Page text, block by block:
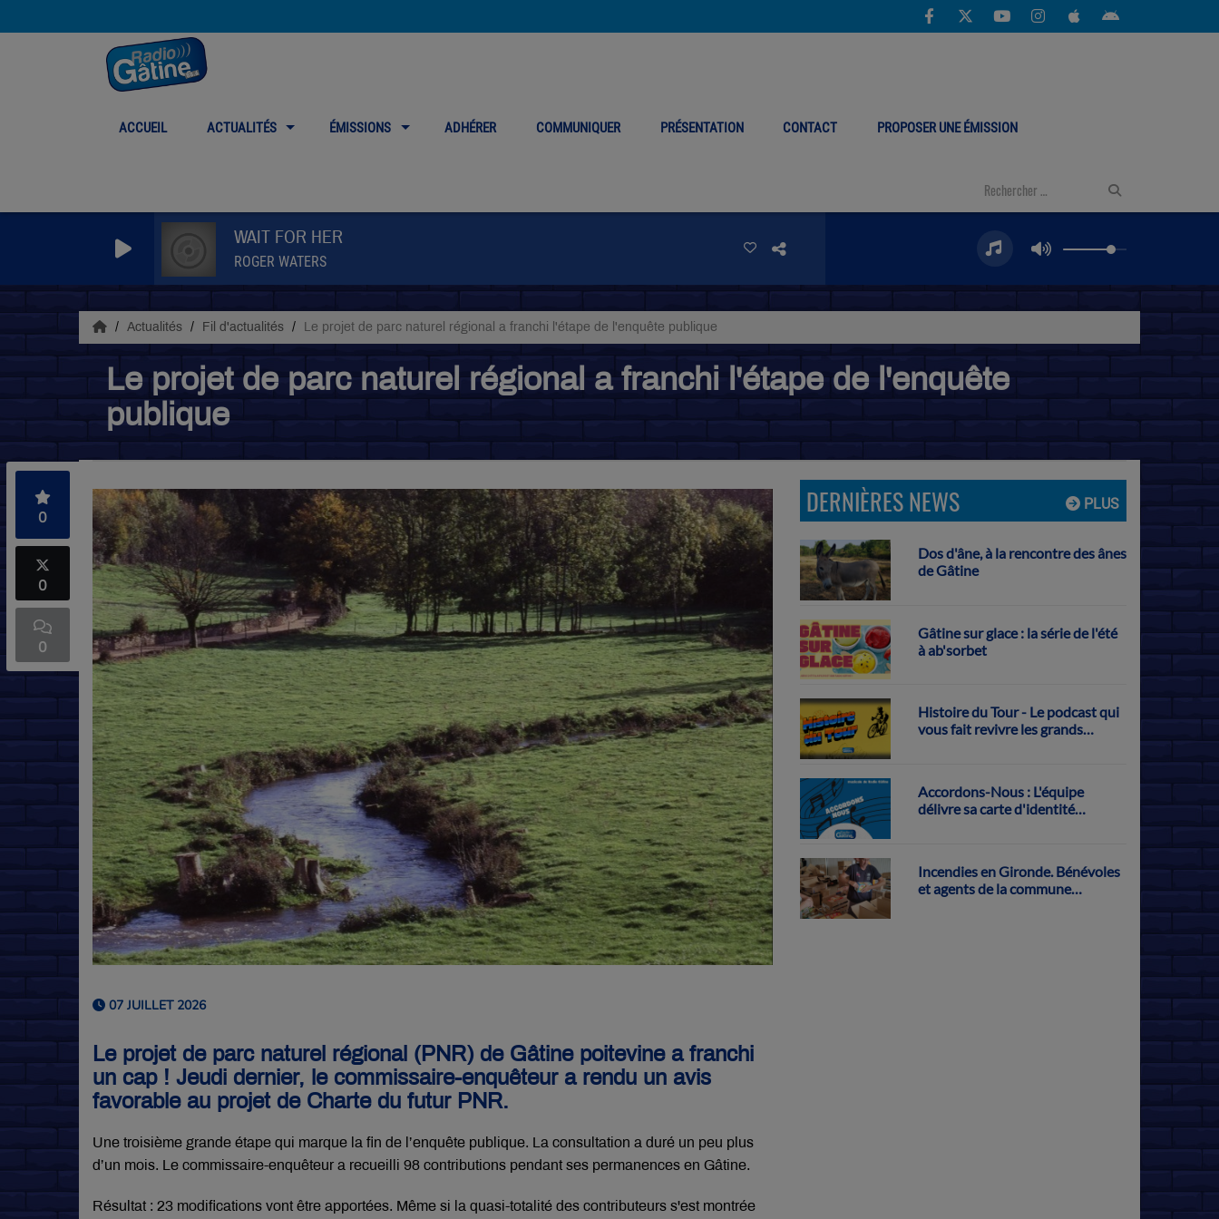
ACCUEIL ACTUALITÉS ÉMISSIONS ADHÉRER COMMUNIQUER PRÉSENTATION CONTACT PROPOSER UNE ÉMISSION
WAIT FOR HER
ROGER WATERS
Actualités Fil d'actualités Le projet de parc naturel régional a franchi l'étape de l'enquête publique
Le projet de parc naturel régional a franchi l'étape de l'enquête
publique
0
0
0
07 JUILLET 2026
Le projet de parc naturel régional (PNR) de Gâtine poitevine a franchi
un cap ! Jeudi dernier, le commissaire-enquêteur a rendu un avis
favorable au projet de Charte du futur PNR.
Une troisième grande étape qui marque la fin de l’enquête publique. La consultation a duré un peu plus
d’un mois. Le commissaire-enquêteur a recueilli 98 contributions pendant ses permanences en Gâtine.
Résultat : 23 modifications vont être apportées. Même si la quasi-totalité des contributeurs s'est montrée
PLUS
DERNIÈRES NEWS
Dos d'âne, à la rencontre des ânes
de Gâtine
Gâtine sur glace : la série de l'été
à ab'sorbet
Histoire du Tour - Le podcast qui
vous fait revivre les grands
Accordons-Nous : L'équipe
délivre sa carte d'identité
Incendies en Gironde. Bénévoles
et agents de la commune